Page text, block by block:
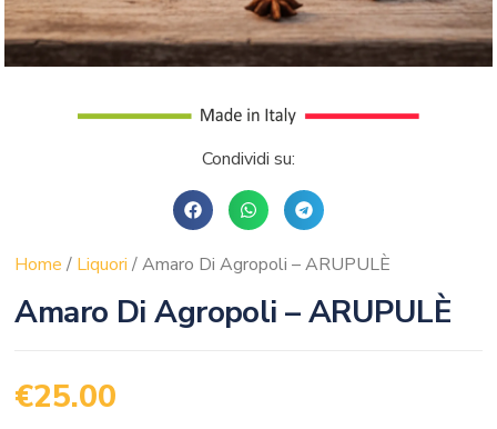
Condividi su:
Home / Liquori / Amaro Di Agropoli – ARUPULÈ
Amaro Di Agropoli – ARUPULÈ
€25.00